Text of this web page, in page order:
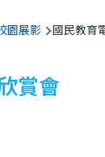
園展影 國民教育
賞會